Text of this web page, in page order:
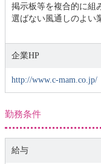
掲示板等を複合的に組
選ばない風通しのよい
企業HP
http://www.c-mam.co.jp/
勤務条件
給与